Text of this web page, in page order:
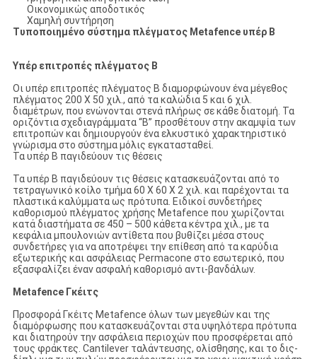
Οικονομικώς αποδοτικός
Χαμηλή συντήρηση
Τυποποιημένο σύστημα πλέγματος Metafence υπέρ Β
Υπέρ επιτροπές πλέγματος Β
Οι υπέρ επιτροπές πλέγματος Β διαμορφώνουν ένα μέγεθος
πλέγματος 200 X 50 χιλ., από τα καλώδια 5 και 6 χιλ.
διαμέτρων, που ενώνονται στενά πλήρως σε κάθε διατομή. Τα
οριζόντια σχεδιαγράμματα “Β” προσθέτουν στην ακαμψία των
επιτροπών και δημιουργούν ένα ελκυστικό χαρακτηριστικό
γνώρισμα στο σύστημα μόλις εγκατασταθεί.
Τα υπέρ Β παγιδεύουν τις θέσεις
Τα υπέρ Β παγιδεύουν τις θέσεις κατασκευάζονται από το
τετραγωνικό κοίλο τμήμα 60 X 60 X 2 χιλ. και παρέχονται τα
πλαστικά καλύμματα ως πρότυπα. Ειδικοί συνδετήρες
καθορισμού πλέγματος χρήσης Metafence που χωρίζονται
κατά διαστήματα σε 450 – 500 κάθετα κέντρα χιλ., με τα
κεφάλια μπουλονιών αντίθετα που βυθίζει μέσα στους
συνδετήρες για να αποτρέψει την επίθεση από τα καρύδια
εξωτερικής και ασφάλειας Permacone στο εσωτερικό, που
εξασφαλίζει έναν ασφαλή καθορισμό αντι-βανδάλων.
Metafence Γκέιτς
Προσφορά Γκέιτς Metafence όλων των μεγεθών και της
διαμόρφωσης που κατασκευάζονται στα υψηλότερα πρότυπα
και διατηρούν την ασφάλεια περιοχών που προσφέρεται από
τους φράκτες. Cantilever ταλάντευσης, ολίσθησης, και το δις-